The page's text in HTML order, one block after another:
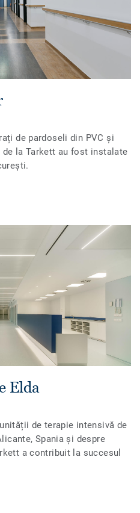
de pardoseli din PVC și
la Tarkett au fost instalate
Elda
de terapie intensivă de
Spania și despre
a contribuit la succesul